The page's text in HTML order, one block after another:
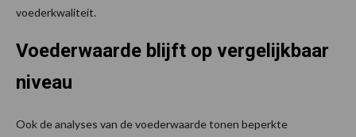
voederkwaliteit.
Voederwaarde blijft op vergelijkbaar
niveau
Ook de analyses van de voederwaarde tonen beperkte